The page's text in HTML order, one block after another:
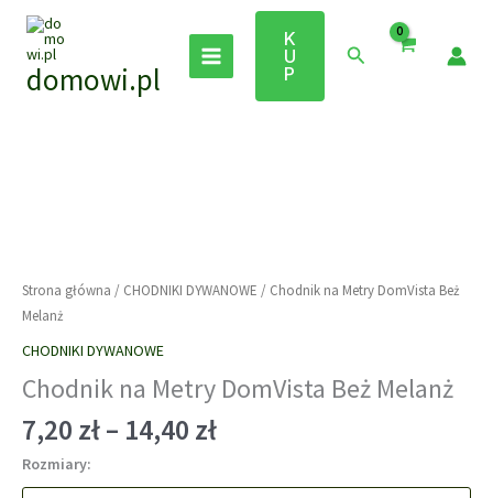
Przejdź
treścidomowi.pl
K
U
P
Szukaj
Strona główna / CHODNIKI DYWANOWE / Chodnik na Metry DomVista Beż
Melanż
CHODNIKI DYWANOWE
Chodnik na Metry DomVista Beż Melanż
7,20 zł– 14,40 złZakres
od
Rozmiary: